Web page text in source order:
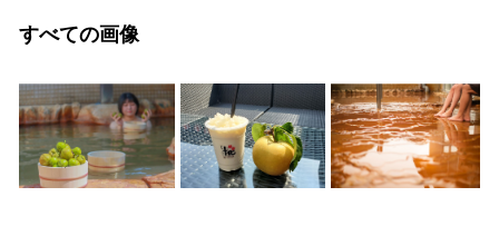
すべての画像